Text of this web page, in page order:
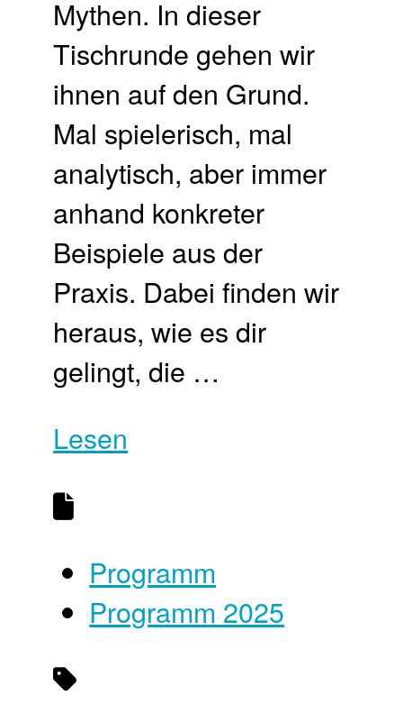
Mythen. In dieser
Tischrunde gehen wir
ihnen auf den Grund.
Mal spielerisch, mal
analytisch, aber immer
anhand konkreter
Beispiele aus der
Praxis. Dabei finden wir
heraus, wie es dir
gelingt, die …
Lesen
Programm
Programm 2025